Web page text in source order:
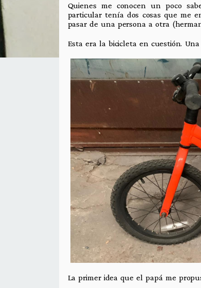
Quienes me conocen un poco
particular tenía dos cosas que me
pasar de una persona a otra
Esta era la bicicleta en cuestión.
La primer idea que el papá me